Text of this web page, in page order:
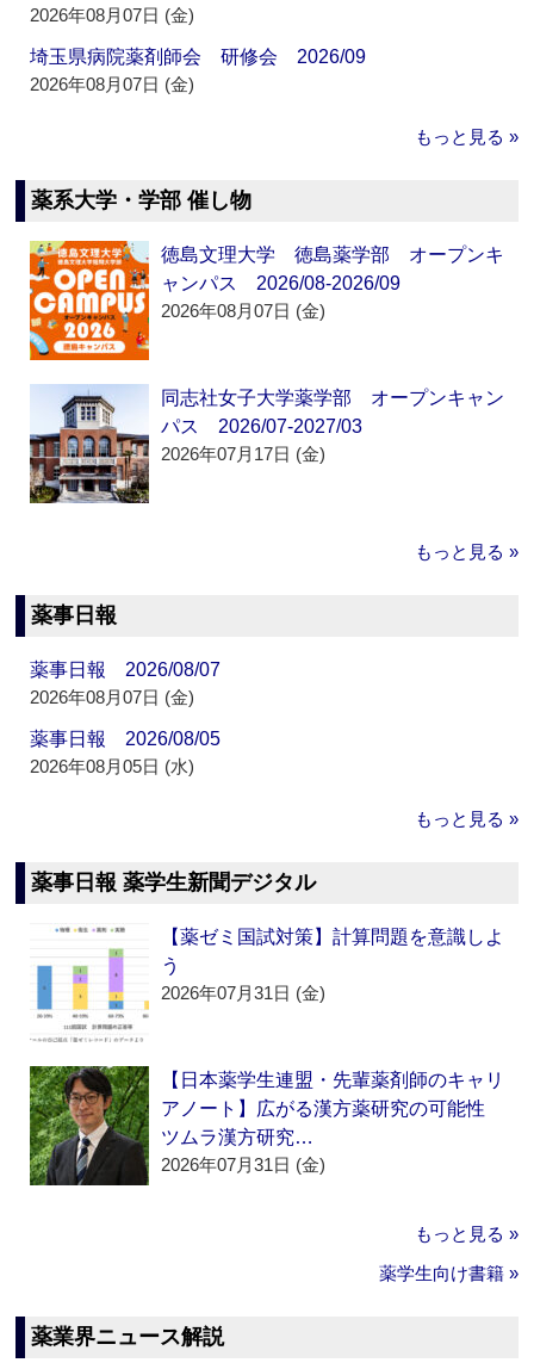
2026年08月07日 (金)
埼玉県病院薬剤師会 研修会 2026/09
2026年08月07日 (金)
もっと見る »
薬系大学・学部 催し物
徳島文理大学 徳島薬学部 オープンキ
ャンパス 2026/08-2026/09
2026年08月07日 (金)
同志社女子大学薬学部 オープンキャン
パス 2026/07-2027/03
2026年07月17日 (金)
もっと見る »
薬事日報
薬事日報 2026/08/07
2026年08月07日 (金)
薬事日報 2026/08/05
2026年08月05日 (水)
もっと見る »
薬事日報 薬学生新聞デジタル
【薬ゼミ国試対策】計算問題を意識しよ
う
2026年07月31日 (金)
【日本薬学生連盟・先輩薬剤師のキャリ
アノート】広がる漢方薬研究の可能性
ツムラ漢方研究…
2026年07月31日 (金)
もっと見る »
薬学生向け書籍 »
薬業界ニュース解説